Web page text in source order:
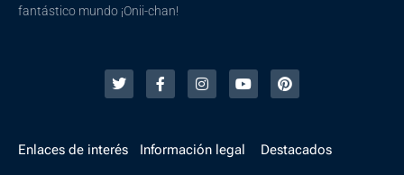
fantástico mundo ¡Onii-chan!
Enlaces de interés Información legal Destacados